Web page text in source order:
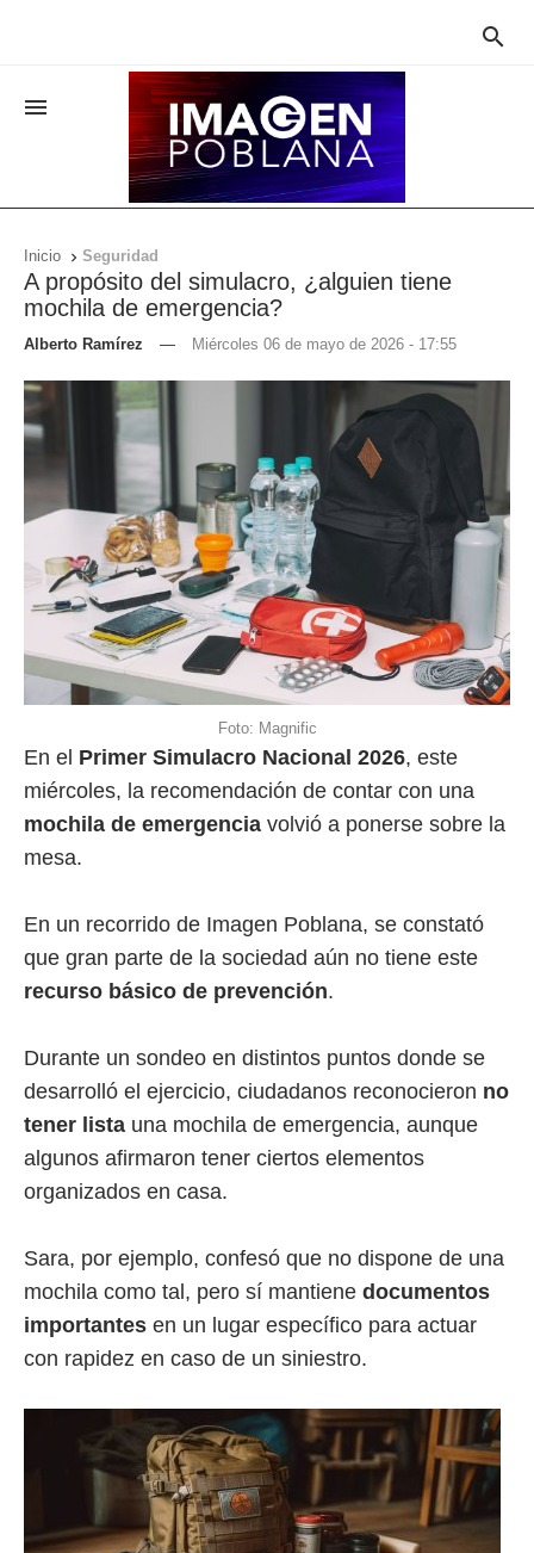


Inicio  Seguridad
A propósito del simulacro, ¿alguien tiene
mochila de emergencia?
Alberto Ramírez — Miércoles 06 de mayo de 2026 - 17:55
Foto: Magnific
En el Primer Simulacro Nacional 2026, este
miércoles, la recomendación de contar con una
mochila de emergencia volvió a ponerse sobre la
mesa.
En un recorrido de Imagen Poblana, se constató
que gran parte de la sociedad aún no tiene este
recurso básico de prevención.
Durante un sondeo en distintos puntos donde se
desarrolló el ejercicio, ciudadanos reconocieron no
tener lista una mochila de emergencia, aunque
algunos afirmaron tener ciertos elementos
organizados en casa.
Sara, por ejemplo, confesó que no dispone de una
mochila como tal, pero sí mantiene documentos
importantes en un lugar específico para actuar
con rapidez en caso de un siniestro.